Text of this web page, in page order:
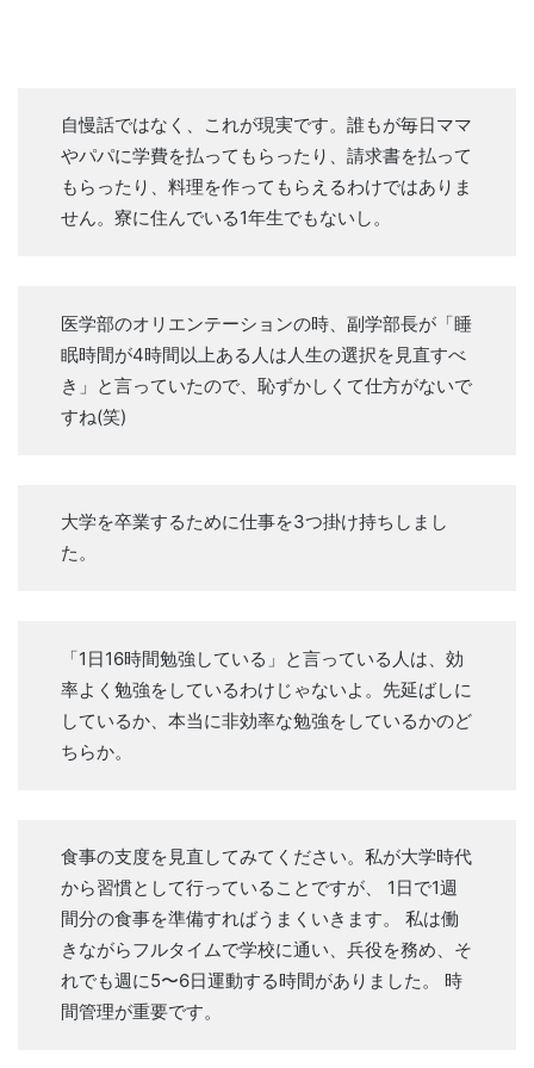
自慢話ではなく、これが現実です。誰もが毎日ママ
やパパに学費を払ってもらったり、請求書を払って
もらったり、料理を作ってもらえるわけではありま
せん。寮に住んでいる1年生でもないし。
医学部のオリエンテーションの時、副学部長が「睡
眠時間が4時間以上ある人は人生の選択を見直すべ
き」と言っていたので、恥ずかしくて仕方がないで
すね(笑)
大学を卒業するために仕事を3つ掛け持ちしまし
た。
「1日16時間勉強している」と言っている人は、効
率よく勉強をしているわけじゃないよ。先延ばしに
しているか、本当に非効率な勉強をしているかのど
ちらか。
食事の支度を見直してみてください。私が大学時代
から習慣として行っていることですが、 1日で1週
間分の食事を準備すればうまくいきます。 私は働
きながらフルタイムで学校に通い、兵役を務め、そ
れでも週に5〜6日運動する時間がありました。 時
間管理が重要です。